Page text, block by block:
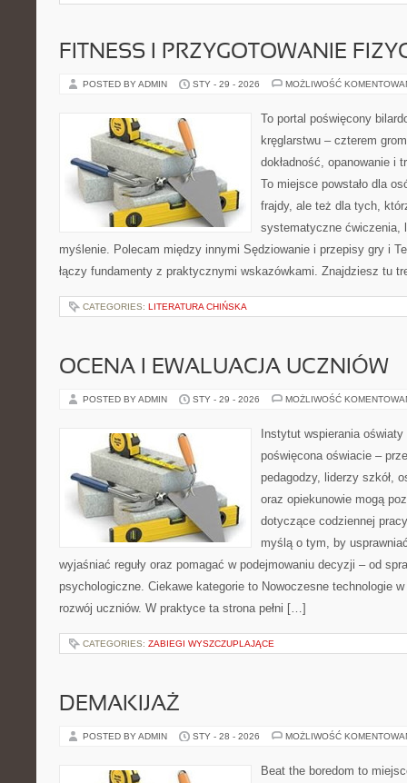
FITNESS I PRZYGOTOWANIE
POSTED BY ADMIN STY - 29 - 2026 MOŻLIWOŚĆ
To portal poświęcony
kręglarstwu – czterem
dokładność, opanowanie i
To miejsce powstało dla
frajdy, ale też dla tych,
systematyczne ćwiczenia,
myślenie. Polecam między innymi Sędziowanie i przepisy gry i
łączy fundamenty z praktycznymi wskazówkami. Znajdziesz tu
CATEGORIES: LITERATURA CHIŃSKA
OCENA I EWALUACJA UCZNIÓW
POSTED BY ADMIN STY - 29 - 2026 MOŻLIWOŚĆ
Instytut wspierania
poświęcona oświacie –
pedagodzy, liderzy szkół,
oraz opiekunowie mogą
dotyczące codziennej
myślą o tym, by
wyjaśniać reguły oraz pomagać w podejmowaniu decyzji – od
psychologiczne. Ciekawe kategorie to Nowoczesne technologie
rozwój uczniów. W praktyce ta strona pełni […]
CATEGORIES: ZABIEGI WYSZCZUPLAJĄCE
DEMAKIJAŻ
POSTED BY ADMIN STY - 28 - 2026 MOŻLIWOŚĆ
Beat the boredom to